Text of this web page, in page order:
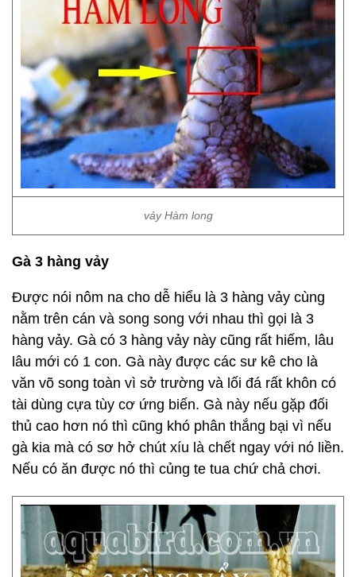
vảy Hàm long
Gà 3 hàng vảy
Được nói nôm na cho dễ hiểu là 3 hàng vảy cùng
nằm trên cán và song song với nhau thì gọi là 3
hàng vảy. Gà có 3 hàng vảy này cũng rất hiếm, lâu
lâu mới có 1 con. Gà này được các sư kê cho là
văn võ song toàn vì sở trường và lối đá rất khôn có
tài dùng cựa tùy cơ ứng biến. Gà này nếu gặp đối
thủ cao hơn nó thì cũng khó phân thắng bại vì nếu
gà kia mà có sơ hở chút xíu là chết ngay với nó liền.
Nếu có ăn được nó thì củng te tua chứ chả chơi.